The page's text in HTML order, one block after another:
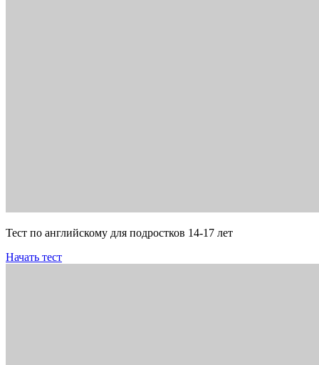
Тест по английскому для подростков 14-17 лет
Начать тест